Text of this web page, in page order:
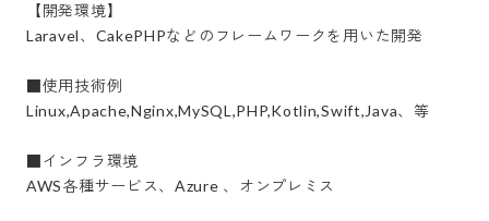
【開発環境】
Laravel、CakePHPなどのフレームワークを用いた開発
■使用技術例
Linux,Apache,Nginx,MySQL,PHP,Kotlin,Swift,Java、等
■インフラ環境
AWS各種サービス、Azure 、オンプレミス